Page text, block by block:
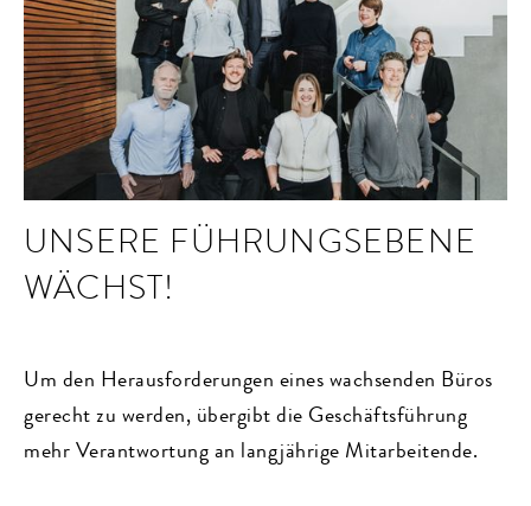
UNSERE FÜHRUNGSEBENE
WÄCHST!
Um den Herausforderungen eines wachsenden Büros
gerecht zu werden, übergibt die Geschäftsführung
mehr Verantwortung an langjährige Mitarbeitende.